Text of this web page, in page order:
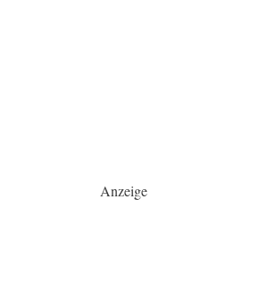
Anzeige